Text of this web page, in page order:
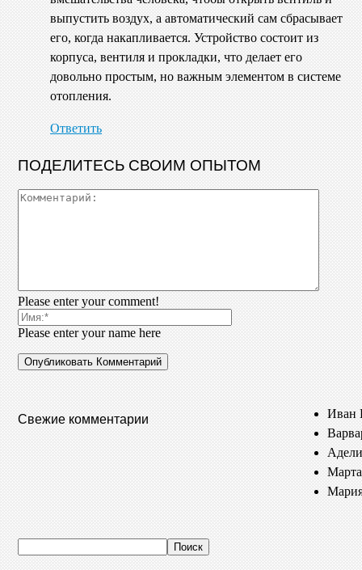
выпустить воздух, а автоматический сам сбрасывает
его, когда накапливается. Устройство состоит из
корпуса, вентиля и прокладки, что делает его
довольно простым, но важным элементом в системе
отопления.
Ответить
ПОДЕЛИТЕСЬ СВОИМ ОПЫТОМ
Please enter your comment!
Please enter your name here
Свежие комментарии
Иван
Марта